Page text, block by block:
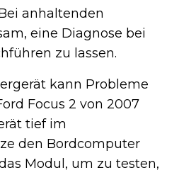
anhaltenden
eine Diagnose bei
zu lassen.
kann Probleme
Focus 2 von 2007
tief im
den Bordcomputer
Modul, um zu testen,